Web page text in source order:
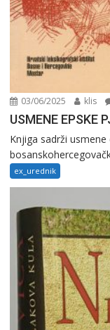
03/06/2025 klis
USMENE EPSKE
Knjiga sadrži
ex_urednik